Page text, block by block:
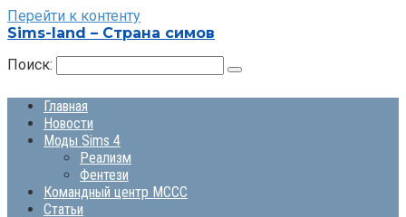
Перейти к контенту
Sims-land – Страна симов
Поиск:
Главная
Новости
Моды Sims 4
Реализм
Фентези
Командный центр MCCC
Статьи